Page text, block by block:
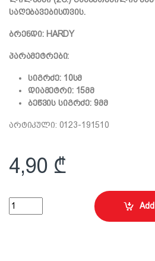
საღებავებისთვის.
ბრენდი: HARDY
პარამეტრები:
სიგრძე: 10სმ
დიამეტრი: 15მმ
ბეწვის სიგრძე: 9მმ
არტიკული: 0123-191510
4,90 ₾
10 სმ ლილვაკის ბალიში 2ცალი